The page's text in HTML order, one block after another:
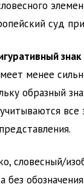
суд
знак
менее
образный
словесный/
без